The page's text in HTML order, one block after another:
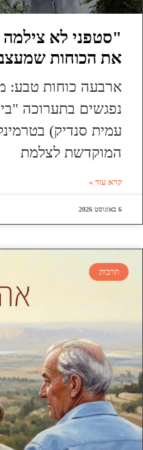
"סטפני לא צילמה
את הכוחות
ארבעה כוחות טבע:
נפגשים בתערוכה
עמית סנדיק)
המוקדשת לצלמת
קרא עוד »
6 באוגוסט 2026
תרבות